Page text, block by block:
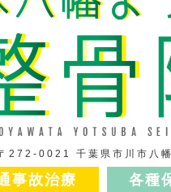
272-0021 千葉県市川市八
事故治療 各種